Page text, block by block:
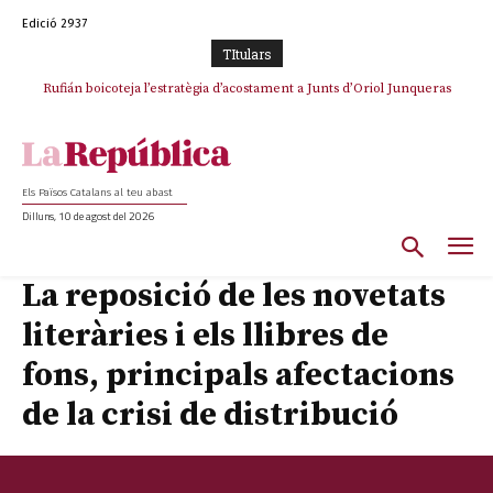
Edició 2937
TItulars
Rufián boicoteja l’estratègia d’acostament a Junts d’Oriol Junqueras
Els Països Catalans al teu abast
Dilluns, 10 de agost del 2026
La reposició de les novetats
literàries i els llibres de
fons, principals afectacions
de la crisi de distribució